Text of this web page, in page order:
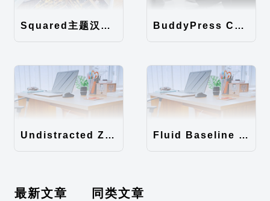
Squared主题汉化包 BuddyPress Colours主题汉化包
Undistracted Zen主题汉化包 Fluid Baseline Grid主题汉化包
最新文章 同类文章